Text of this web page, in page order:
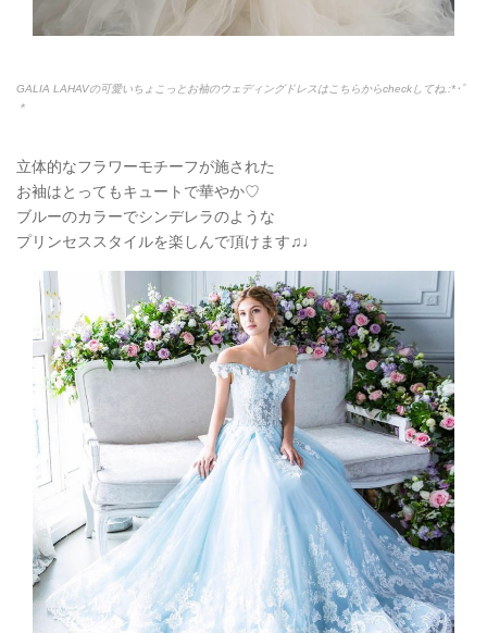
GALIA LAHAVの可愛いちょこっとお袖のウェディングドレスはこちらからcheckしてね.:*･ﾟ
＊
立体的なフラワーモチーフが施された
お袖はとってもキュートで華やか♡
ブルーのカラーでシンデレラのような
プリンセススタイルを楽しんで頂けます♫♩